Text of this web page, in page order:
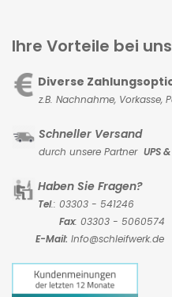
Ihre Vorteile bei uns
Diverse
z.B. Nachnahme, Vorkasse,
Schneller Versand
durch unsere Partner UPS
Haben Sie Fragen?
Tel.: 03303 - 541246
Fax: 03303 - 5060574
E-Mail: Info@schleifwerk.de